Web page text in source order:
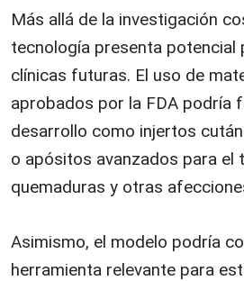
Más allá de la investigación
tecnología presenta potencial
clínicas futuras. El uso de
aprobados por la FDA podría
desarrollo como injertos
o apósitos avanzados para el
quemaduras y otras
Asimismo, el modelo podría
herramienta relevante para